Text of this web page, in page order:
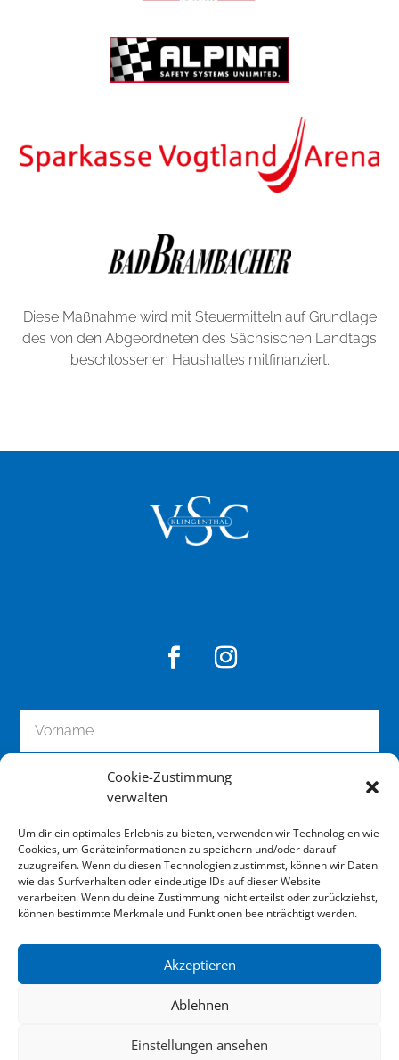
Cookie-Zustimmung
verwalten
Um dir ein optimales Erlebnis zu bieten, verwenden wir Technologien wie
Cookies, um Geräteinformationen zu speichern und/oder darauf
zuzugreifen. Wenn du diesen Technologien zustimmst, können wir Daten
wie das Surfverhalten oder eindeutige IDs auf dieser Website
verarbeiten. Wenn du deine Zustimmung nicht erteilst oder zurückziehst,
können bestimmte Merkmale und Funktionen beeinträchtigt werden.
Akzeptieren
Ablehnen
Einstellungen ansehen
Diese Maßnahme wird mit Steuermitteln auf Grundlage
des von den Abgeordneten des Sächsischen Landtags
beschlossenen Haushaltes mitfinanziert.
zum Newsletter anmelden
Impressum